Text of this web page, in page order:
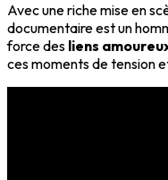
Avec une riche mise en
documentaire est un
force des liens
ces moments de tension